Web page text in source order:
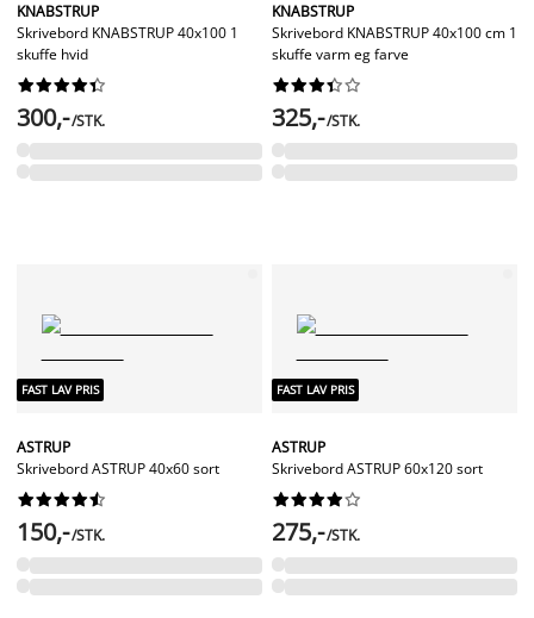
KNABSTRUP
Skrivebord KNABSTRUP 40x100 1
skuffe hvid






300,-/STK.
KNABSTRUP
Skrivebord KNABSTRUP 40x100 cm 1
skuffe varm eg farve






325,-/STK.
FAST LAV PRIS
ASTRUP
Skrivebord ASTRUP 40x60 sort






150,-/STK.
FAST LAV PRIS
ASTRUP
Skrivebord ASTRUP 60x120 sort






275,-/STK.